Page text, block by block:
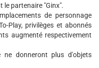
le partenaire "Ginx".
de personnage
Play, privilèges et abonnés
augmenté respectivement
ne donneront plus d'objets